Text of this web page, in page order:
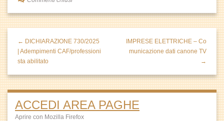
← DICHIARAZIONE 730/2025
| Adempimenti CAF/professioni
sta abilitato
IMPRESE ELETTRICHE – Co
municazione dati canone TV
→
ACCEDI AREA PAGHE
Aprire con Mozilla Firefox